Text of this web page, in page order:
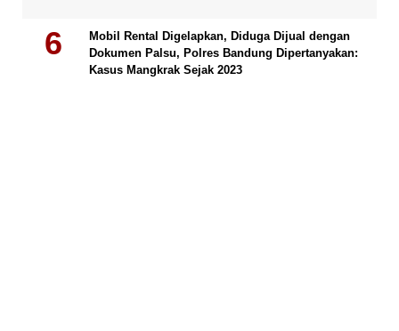
Mobil Rental Digelapkan, Diduga Dijual dengan
Dokumen Palsu, Polres Bandung Dipertanyakan:
Kasus Mangkrak Sejak 2023